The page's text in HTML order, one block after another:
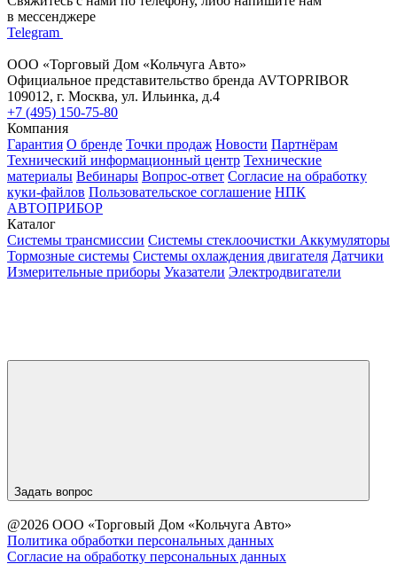
в мессенджере
Telegram
ООО «Торговый Дом «Кольчуга Авто»
Официальное представительство бренда AVTOPRIBOR
109012, г. Москва, ул. Ильинка, д.4
+7 (495) 150-75-80
Компания
Гарантия О бренде Точки продаж Новости Партнёрам
Технический информационный центр Технические
материалы Вебинары Вопрос-ответ Согласие на обработку
куки-файлов Пользовательское соглашение НПК
АВТОПРИБОР
Каталог
Системы трансмиссии Системы стеклоочистки Аккумуляторы
Тормозные системы Системы охлаждения двигателя Датчики
Измерительные приборы Указатели Электродвигатели
Задать вопрос
@2026 ООО «Торговый Дом «Кольчуга Авто»
Политика обработки персональных данных
Согласие на обработку персональных данных